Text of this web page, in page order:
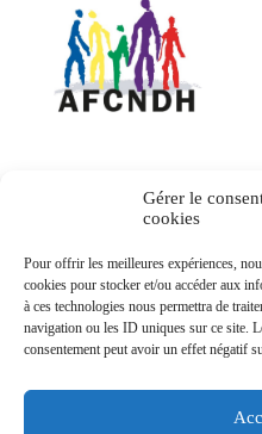
Gérer le
cookies
Pour offrir les meilleures expériences,
cookies pour stocker et/ou accéder aux
à ces technologies nous permettra de
navigation ou les ID uniques sur ce site.
consentement peut avoir un effet négatif
75007 Paris
Email :